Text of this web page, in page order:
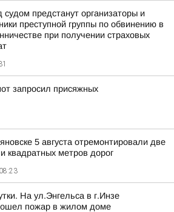
судом предстанут организаторы и
преступной группы по обвинению в
при получении страховых
запросил присяжных
5 августа отремонтировали две
квадратных метров дорог
08:23
На ул.Энгельса в г.Инзе
пожар в жилом доме